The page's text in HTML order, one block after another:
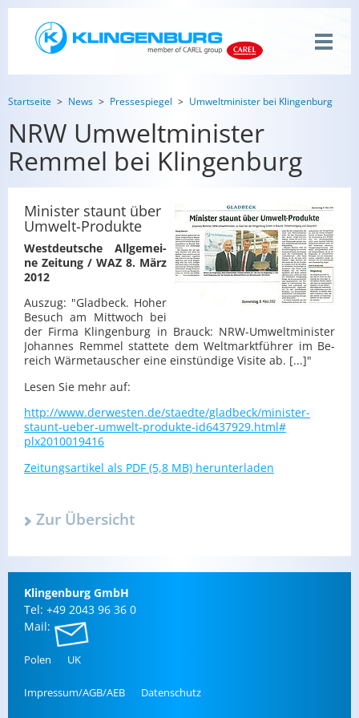
Startseite News Pressespiegel Umweltminister bei Klingenburg
NRW Umweltminister
Remmel bei Klingenburg
Minister staunt über
Umwelt-Produkte
West­deut­sche All­ge­mei­
ne Zei­tung / WAZ 8. März
2012
Aus­zug: "Glad­beck. Hoher
Be­such am Mitt­woch bei
der Firma Klin­gen­burg in Brauck: NRW-Um­welt­mi­nis­ter
Jo­han­nes Rem­mel stat­te­te dem Welt­markt­füh­rer im Be­
reich Wär­me­tau­scher eine ein­stün­di­ge Vi­si­te ab. [...]"
Lesen Sie mehr auf:
http://​www.​derwesten.​de/​staedte/​gladbeck/​minister-
staunt-ueber-umwelt-produkte-id6437929.​html#​
plx2010019416
Zei­tungs­ar­ti­kel als PDF (5,8 MB) her­un­ter­la­den
Zur Über­sicht
Klin­gen­burg GmbH
Tel: +49 2043 96 36 0
Mail:
Polen UK
Im­pres­sum/AGB/AEB Da­ten­schutz